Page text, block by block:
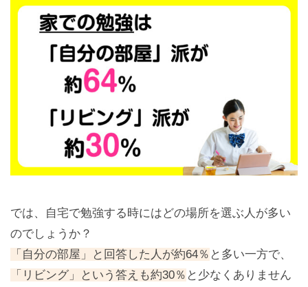
では、自宅で勉強する時にはどの場所を選ぶ人が多い
のでしょうか？
「自分の部屋」と回答した人が約64％ と多い一方で、
「リビング」という答えも約30％ と少なくありません